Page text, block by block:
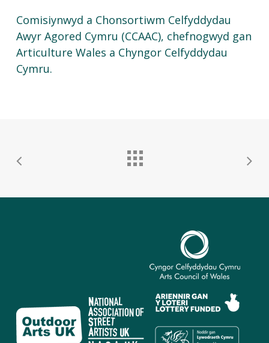
Comisiynwyd a Chonsortiwm Celfyddydau
Awyr Agored Cymru (CCAAC), chefnogwyd gan
Articulture Wales a Chyngor Celfyddydau
Cymru.